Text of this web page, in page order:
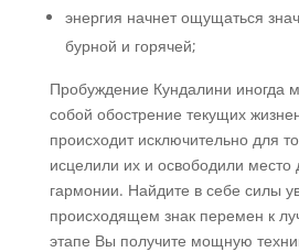
энергия начнет ощущаться
бурной и горячей;
Пробуждение Кундалини иногда
собой обострение текущих
происходит исключительно для
исцелили их и освободили место
гармонии. Найдите в себе силы
происходящем знак перемен к
этапе Вы получите мощную